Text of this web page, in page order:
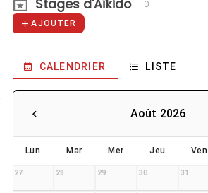
Stages d'Aïkido 0
AJOUTER
CALENDRIER LISTE
Août 2026
Lun Mar Mer Jeu Ven
27 28 29 30 31